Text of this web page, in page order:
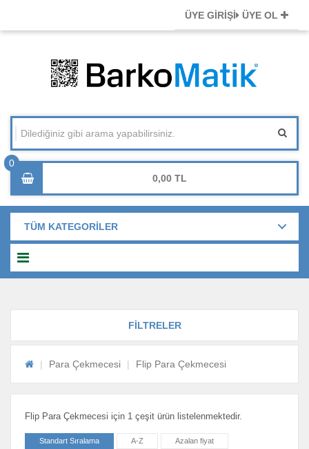
ÜYE GİRİŞİ ÜYE OL
0,00
TÜM KATEGORİLER
FİLTRELER
Para Çekmecesi Flip Para Çekmecesi
Flip Para Çekmecesi için 1 çeşit ürün listelenmektedir.
Standart Sıralama A-Z Azalan fiyat